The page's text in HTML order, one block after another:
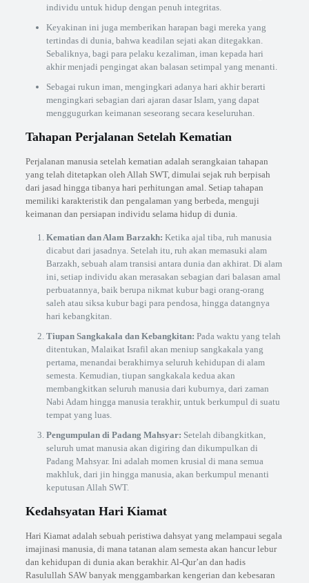
individu untuk hidup dengan penuh integritas.
Keyakinan ini juga memberikan harapan bagi mereka yang
tertindas di dunia, bahwa keadilan sejati akan ditegakkan.
Sebaliknya, bagi para pelaku kezaliman, iman kepada hari
akhir menjadi pengingat akan balasan setimpal yang menanti.
Sebagai rukun iman, mengingkari adanya hari akhir berarti
mengingkari sebagian dari ajaran dasar Islam, yang dapat
menggugurkan keimanan seseorang secara keseluruhan.
Tahapan Perjalanan Setelah Kematian
Perjalanan manusia setelah kematian adalah serangkaian tahapan
yang telah ditetapkan oleh Allah SWT, dimulai sejak ruh berpisah
dari jasad hingga tibanya hari perhitungan amal. Setiap tahapan
memiliki karakteristik dan pengalaman yang berbeda, menguji
keimanan dan persiapan individu selama hidup di dunia.
Kematian dan Alam Barzakh: Ketika ajal tiba, ruh manusia
dicabut dari jasadnya. Setelah itu, ruh akan memasuki alam
Barzakh, sebuah alam transisi antara dunia dan akhirat. Di alam
ini, setiap individu akan merasakan sebagian dari balasan amal
perbuatannya, baik berupa nikmat kubur bagi orang-orang
saleh atau siksa kubur bagi para pendosa, hingga datangnya
hari kebangkitan.
Tiupan Sangkakala dan Kebangkitan: Pada waktu yang telah
ditentukan, Malaikat Israfil akan meniup sangkakala yang
pertama, menandai berakhirnya seluruh kehidupan di alam
semesta. Kemudian, tiupan sangkakala kedua akan
membangkitkan seluruh manusia dari kuburnya, dari zaman
Nabi Adam hingga manusia terakhir, untuk berkumpul di suatu
tempat yang luas.
Pengumpulan di Padang Mahsyar: Setelah dibangkitkan,
seluruh umat manusia akan digiring dan dikumpulkan di
Padang Mahsyar. Ini adalah momen krusial di mana semua
makhluk, dari jin hingga manusia, akan berkumpul menanti
keputusan Allah SWT.
Kedahsyatan Hari Kiamat
Hari Kiamat adalah sebuah peristiwa dahsyat yang melampaui segala
imajinasi manusia, di mana tatanan alam semesta akan hancur lebur
dan kehidupan di dunia akan berakhir. Al-Qur’an dan hadis
Rasulullah SAW banyak menggambarkan kengerian dan kebesaran